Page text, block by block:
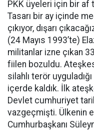
PKK üyeleri için bir af
Tasarı bir ay içinde
çıkıyor, dışarı
(24 Mayıs 1993’te)
militanlar izne çıkan
fiilen bozuldu.
silahlı terör
içerde kaldık. İlk
Devlet cumhuriyet
vazgeçmişti. Ülkenin
Cumhurbaşkanı